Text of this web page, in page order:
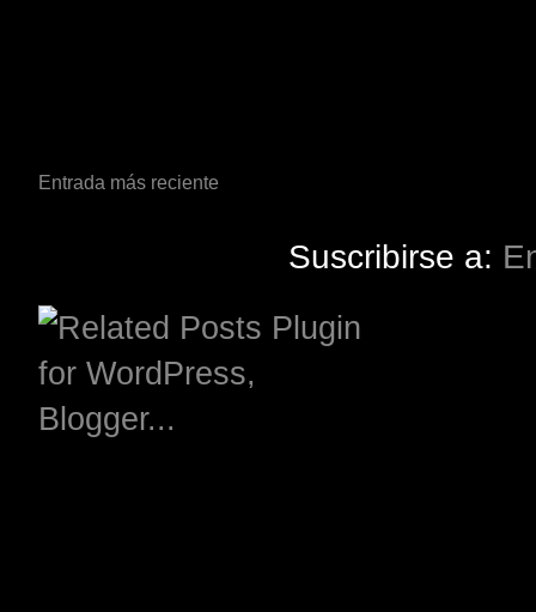
Entrada más reciente
Suscribirse a: